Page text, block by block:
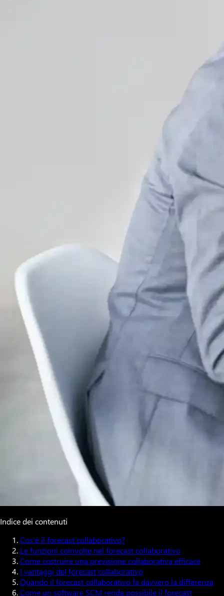
Indice dei contenuti
Cos’è il forecast collaborativo?
Le funzioni coinvolte nel forecast collaborativo
Come costruire una previsione collaborativa efficace
I vantaggi del forecast collaborativo
Quando il forecast collaborativo fa davvero la differenza
Come un software SCM rende possibile il forecast